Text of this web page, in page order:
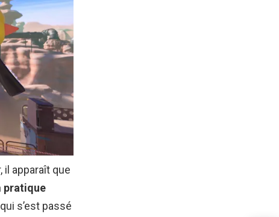
il apparaît que
pratique
s’est passé